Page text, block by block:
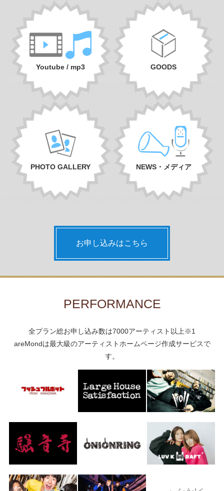
Youtube / mp3 GOODS
PHOTO GALLERY NEWS・メディア
お申し込みはこちら
PERFORMANCE
全プラン総お申し込み数は7000アーティスト以上※1
areMondは最大級のアーティストホームページ作成サービスで
す。